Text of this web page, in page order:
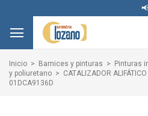
📢
Inicio Barnices y pinturas Pinturas
y poliuretano
CATALIZADOR
01DCA9136D